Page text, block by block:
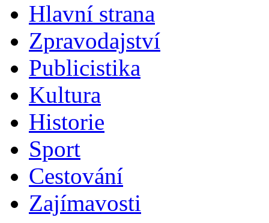
Hlavní strana
Zpravodajství
Publicistika
Kultura
Historie
Sport
Cestování
Zajímavosti